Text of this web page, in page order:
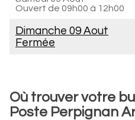
Ouvert de 09h00 à 12h00
Dimanche 09 Aout
Fermée
Où trouver votre
Poste Perpignan